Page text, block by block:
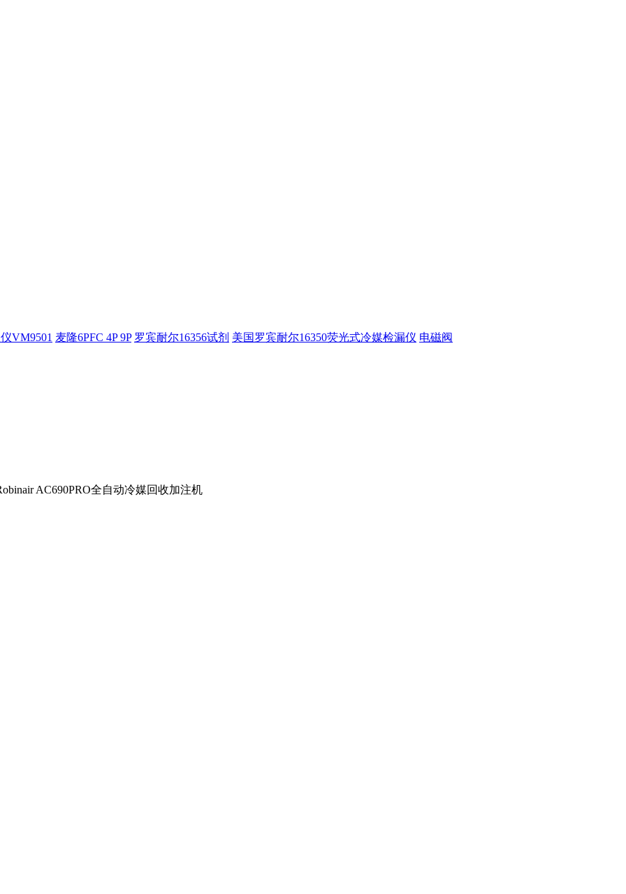
VM9501 麦隆6PFC 4P 9P 罗宾耐尔16356试剂 美国罗宾耐尔16350荧光式冷媒检漏仪 电磁阀
AC690PRO全自动冷媒回收加注机